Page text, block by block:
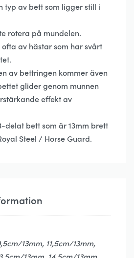
typ av bett som ligger still i
rotera på mundelen.
av hästar som har svårt
av bettringen kommer även
glider genom munnen
effekt av
delat bett som är 13mm brett
Steel / Horse Guard.
13mm, 11,5cm/13mm,